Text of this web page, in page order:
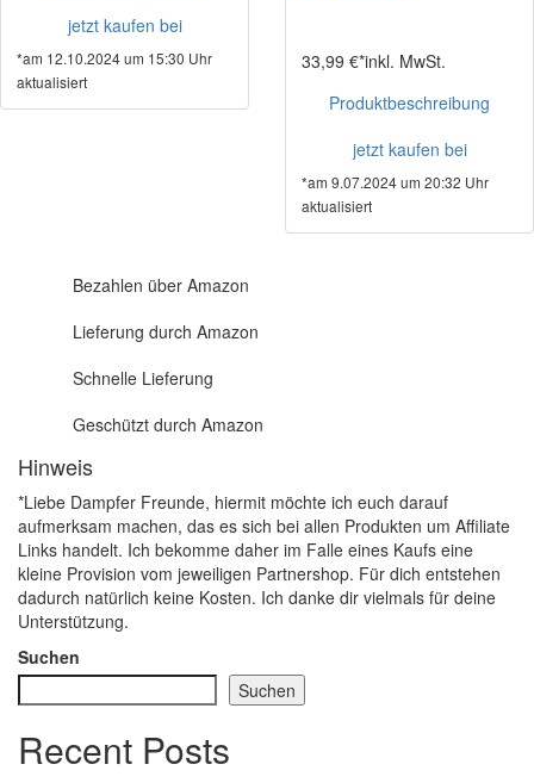
jetzt kaufen bei
*am 12.10.2024 um 15:30 Uhr
aktualisiert
33,99 €*inkl. MwSt.
Produktbeschreibung
jetzt kaufen bei
*am 9.07.2024 um 20:32 Uhr
aktualisiert
Bezahlen über Amazon
Lieferung durch Amazon
Schnelle Lieferung
Geschützt durch Amazon
Hinweis
*Liebe Dampfer Freunde, hiermit möchte ich euch darauf
aufmerksam machen, das es sich bei allen Produkten um Affiliate
Links handelt. Ich bekomme daher im Falle eines Kaufs eine
kleine Provision vom jeweiligen Partnershop. Für dich entstehen
dadurch natürlich keine Kosten. Ich danke dir vielmals für deine
Unterstützung.
Suchen
Suchen
Recent Posts